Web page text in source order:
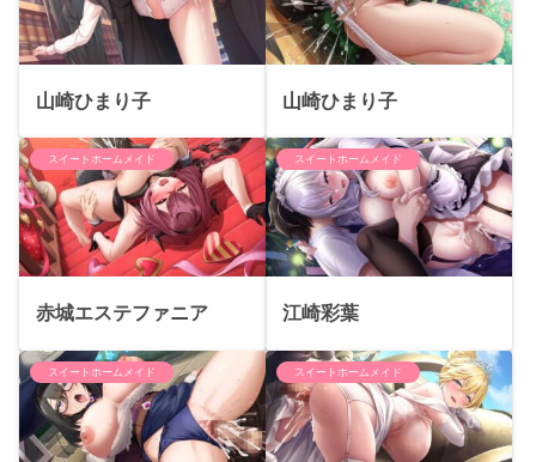
山崎ひまり子 山崎ひまり子
スイートホームメイド
赤城エステファニア
スイートホームメイド
江崎彩葉
スイートホームメイド スイートホームメイド